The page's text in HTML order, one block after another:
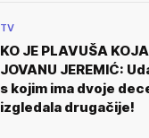
TV
KO JE PLAVUŠA
JOVANU JEREMIĆ:
s kojim ima dvoje
izgledala drugačije!